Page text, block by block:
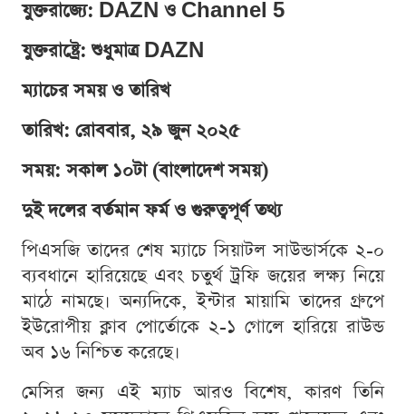
যুক্তরাজ্যে: DAZN ও Channel 5
যুক্তরাষ্ট্রে: শুধুমাত্র DAZN
ম্যাচের সময় ও তারিখ
তারিখ: রোববার, ২৯ জুন ২০২৫
সময়: সকাল ১০টা (বাংলাদেশ সময়)
দুই দলের বর্তমান ফর্ম ও গুরুত্বপূর্ণ তথ্য
পিএসজি তাদের শেষ ম্যাচে সিয়াটল সাউন্ডার্সকে ২-০
ব্যবধানে হারিয়েছে এবং চতুর্থ ট্রফি জয়ের লক্ষ্য নিয়ে
মাঠে নামছে। অন্যদিকে, ইন্টার মায়ামি তাদের গ্রুপে
ইউরোপীয় ক্লাব পোর্তোকে ২-১ গোলে হারিয়ে রাউন্ড
অব ১৬ নিশ্চিত করেছে।
মেসির জন্য এই ম্যাচ আরও বিশেষ, কারণ তিনি